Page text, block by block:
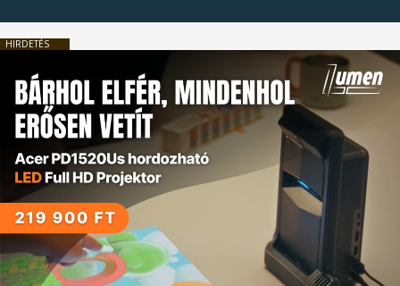
HIRDETÉS